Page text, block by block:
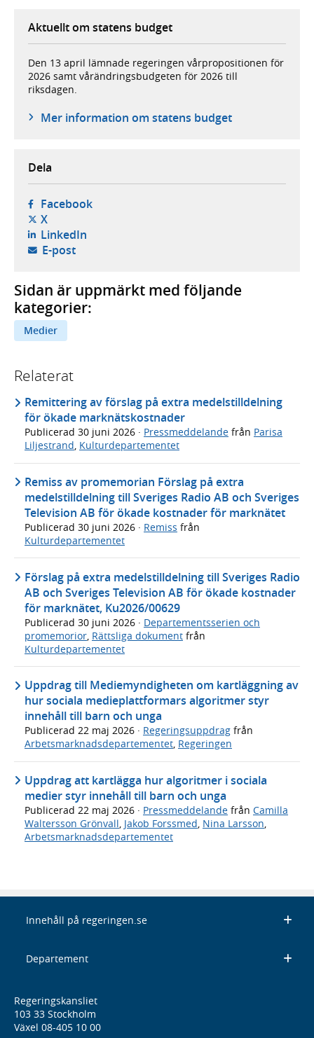
Aktuellt om statens budget
Den 13 april lämnade regeringen vårpropositionen för
2026 samt vårändringsbudgeten för 2026 till
riksdagen.
Mer information om statens budget
Dela
Facebook- öppnas i ny flik, extern webbplats,
X- öppnas i ny flik, extern webbplats,
LinkedIn- öppnas i ny flik, extern webbplats,
E-post- öppnar din e-postklient,
Sidan är uppmärkt med följande
kategorier:
Medier
Relaterat
Remittering av förslag på extra medelstilldelning
för ökade marknätskostnader
Publicerad 30 juni 2026 · Pressmeddelande från Parisa
Liljestrand, Kulturdepartementet
Remiss av promemorian Förslag på extra
medelstilldelning till Sveriges Radio AB och Sveriges
Television AB för ökade kostnader för marknätet
Publicerad 30 juni 2026 · Remiss från
Kulturdepartementet
Förslag på extra medelstilldelning till Sveriges Radio
AB och Sveriges Television AB för ökade kostnader
för marknätet, Ku2026/00629
Publicerad 30 juni 2026 · Departementsserien och
promemorior Rättsliga dokument från
Kulturdepartementet
Uppdrag till Mediemyndigheten om kartläggning av
hur sociala medieplattformars algoritmer styr
innehåll till barn och unga
Publicerad 22 maj 2026 · Regeringsuppdrag från
Arbetsmarknadsdepartementet, Regeringen
Uppdrag att kartlägga hur algoritmer i sociala
medier styr innehåll till barn och unga
Publicerad 22 maj 2026 · Pressmeddelande från Camilla
Waltersson Grönvall, Jakob Forssmed, Nina Larsson,
Arbetsmarknadsdepartementet
Innehåll på regeringen.se
Departement
Regeringskansliet
103 33 Stockholm
Växel 08-405 10 00